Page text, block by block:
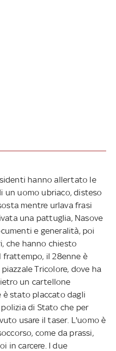
hanno allertato le
un uomo ubriaco, disteso
mentre urlava frasi
una pattuglia, Nasove
e generalità, poi
che hanno chiesto
frattempo, il 28enne è
Tricolore, dove ha
un cartellone
è stato placcato dagli
di Stato che per
usare il taser. L'uomo è
come da prassi,
in carcere. I due